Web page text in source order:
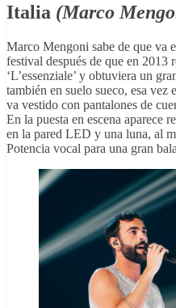
Italia (Marco
Marco Mengoni sabe de que va
festival después de que en 2013
‘L’essenziale’ y obtuviera un
también en suelo sueco, esa vez
va vestido con pantalones de
En la puesta en escena aparece
en la pared LED y una luna, al
Potencia vocal para una gran